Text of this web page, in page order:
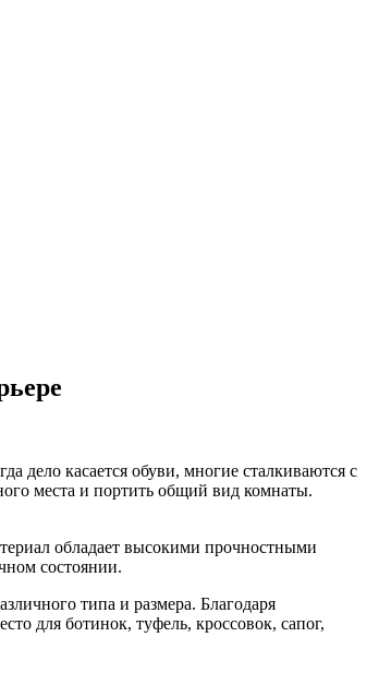
дело касается обуви, многие сталкиваются с
места и портить общий вид комнаты.
обладает высокими прочностными
состоянии.
типа и размера. Благодаря
для ботинок, туфель, кроссовок, сапог,